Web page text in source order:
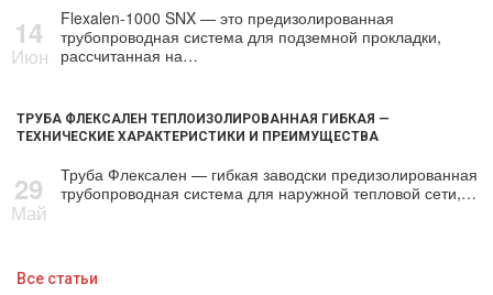
14
Июн
Flexalen-1000 SNX — это предизолированная
трубопроводная система для подземной прокладки,
рассчитанная на…
ТРУБА ФЛЕКСАЛЕН ТЕПЛОИЗОЛИРОВАННАЯ ГИБКАЯ —
ТЕХНИЧЕСКИЕ ХАРАКТЕРИСТИКИ И ПРЕИМУЩЕСТВА
29
Май
Труба Флексален — гибкая заводски предизолированная
трубопроводная система для наружной тепловой сети,…
Все статьи